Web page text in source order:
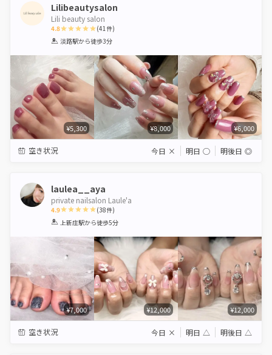
Lilibeautysalon
Lili beauty salon
4.8
1 2 3 4 5
(41件)
淡路駅から徒歩3分
¥5,300 ¥8,000 ¥6,000
空き状況 今日 × 明日 ◯ 明後日 ◎
laulea__aya
private nailsalon Laule'a
4.9
1 2 3 4 5
(38件)
上新庄駅から徒歩5分
¥7,000 ¥12,000 ¥12,000
空き状況 今日 × 明日 △ 明後日 △